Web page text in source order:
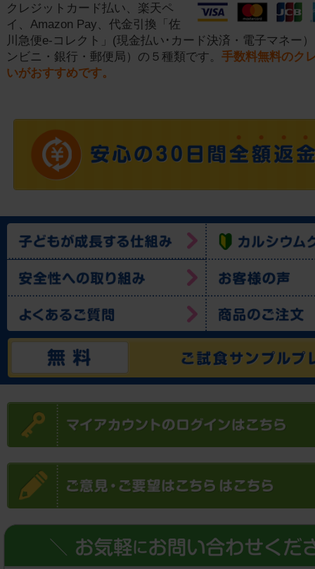
クレジットカード払い、楽天ペ
イ、Amazon Pay、代金引換「佐
川急便e-コレクト」(現金払い･カード決済・電子マネー
ンビニ・銀行・郵便局）の５種類です。 手数料無料のク
いがおすすめです。